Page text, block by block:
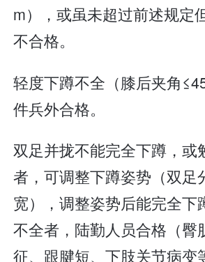
m），或虽未超过前述规定
不合格。
轻度下蹲不全（膝后夹角
件兵外合格。
双足并拢不能完全下蹲，或
者，可调整下蹲姿势（双足
宽），调整姿势后能完全下
不全者，陆勤人员合格（臀
征、跟腱短、下肢关节病变